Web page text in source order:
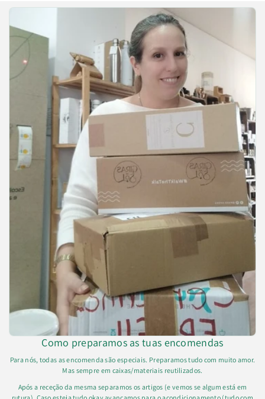
Como preparamos as tuas encomendas
Para nós, todas as encomenda são especiais. Preparamos tudo com muito amor.
Mas sempre em caixas/materiais reutilizados.
Após a receção da mesma separamos os artigos (e vemos se algum está em